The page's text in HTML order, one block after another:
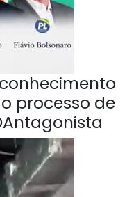
processo de